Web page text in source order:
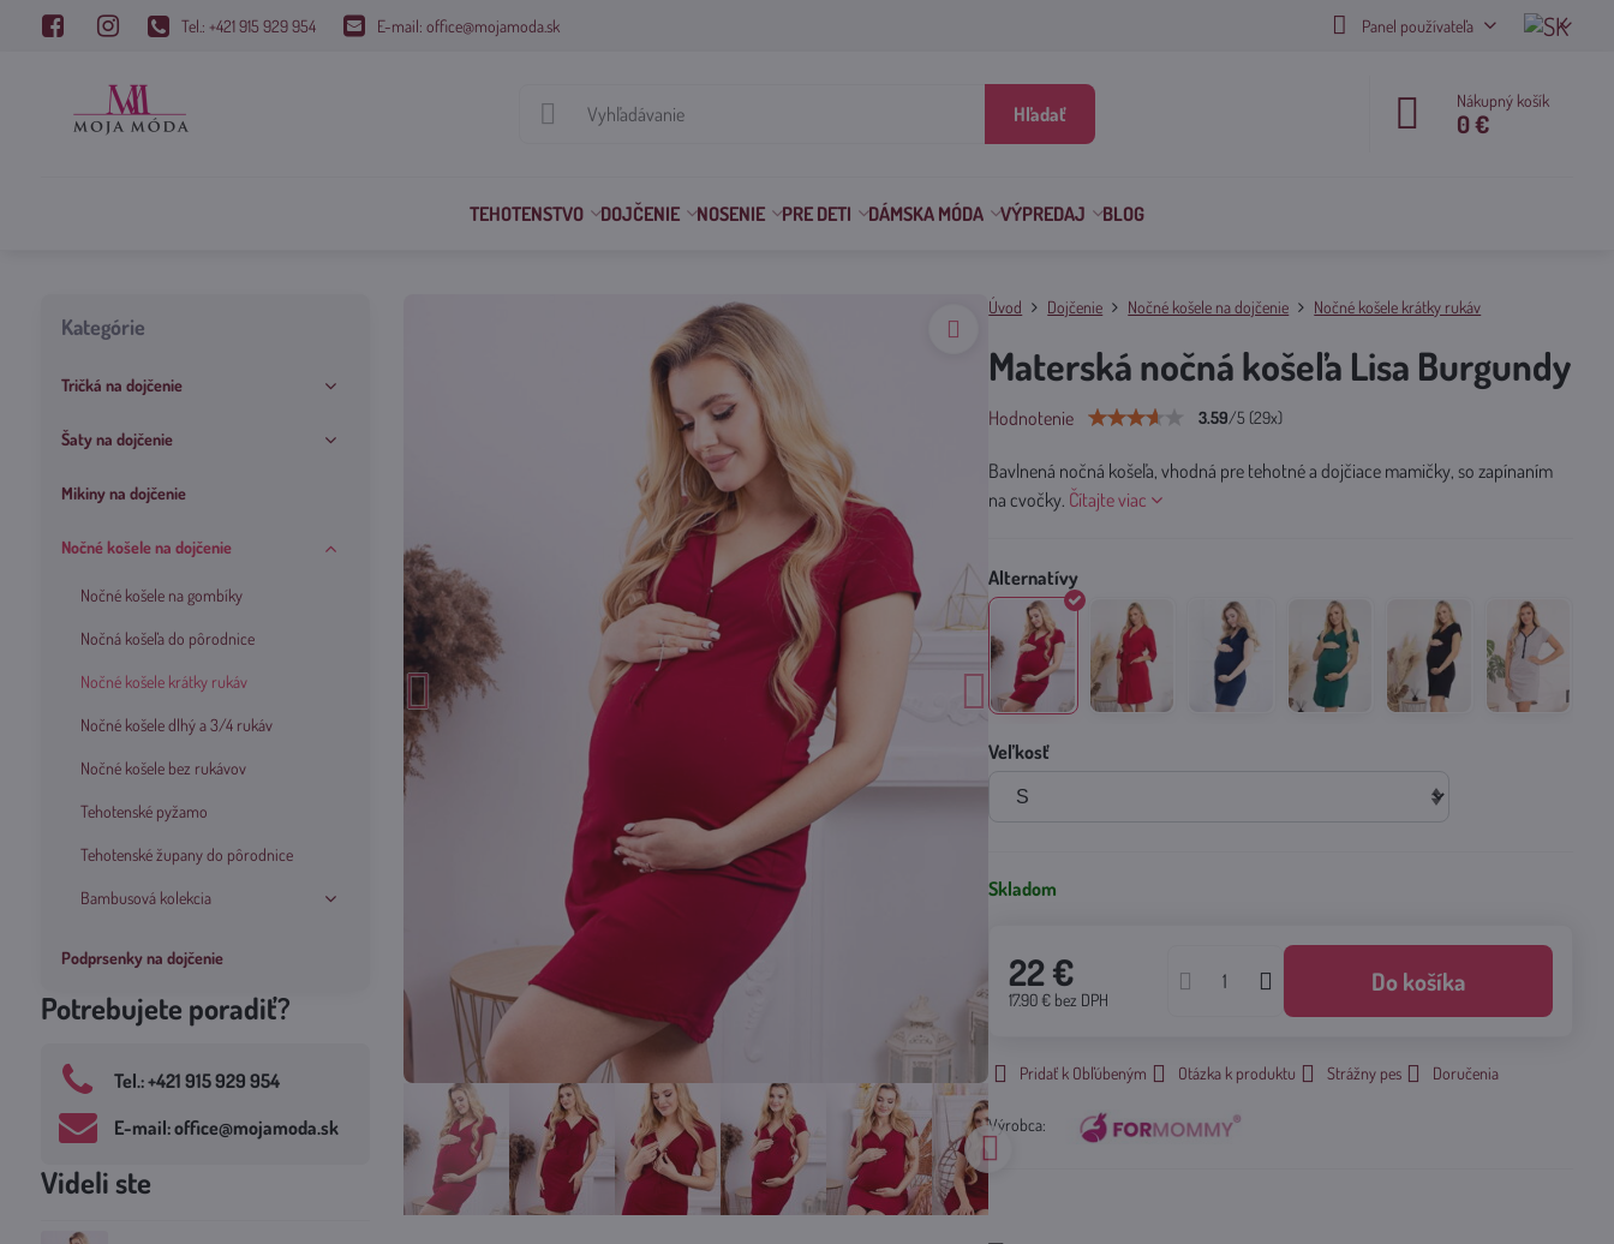
Tel.: +421 915 929 954 E-mail: office@mojamoda.sk Panel používateľa
Hľadať
Nákupný košík
0 €
TEHOTENSTVO DOJČENIE NOSENIE PRE DETI DÁMSKA MÓDA VÝPREDAJ BLOG
Úvod Dojčenie Nočné košele na dojčenie Nočné košele krátky rukáv
Materská nočná košeľa Lisa Burgundy
Hodnotenie 3.59/5 (29x)
Bavlnená nočná košeľa, vhodná pre tehotné a dojčiace mamičky, so zapínaním
na cvočky. Čítajte viac
Veľkosť
Skladom
22 €
17.90 € bez DPH
Do košíka
Pridať k Obľúbeným Otázka k produktu Strážny pes Doručenia
Výrobca:
Kategórie
Tričká na dojčenie
Šaty na dojčenie
Mikiny na dojčenie
Nočné košele na dojčenie
Nočné košele na gombíky
Nočná košeľa do pôrodnice
Nočné košele krátky rukáv
Nočné košele dlhý a 3/4 rukáv
Nočné košele bez rukávov
Tehotenské pyžamo
Tehotenské župany do pôrodnice
Bambusová kolekcia
Podprsenky na dojčenie
Potrebujete poradiť?
Tel​.: +421 915 929 954
E-mail: office​@mojamoda​.sk
Videli ste